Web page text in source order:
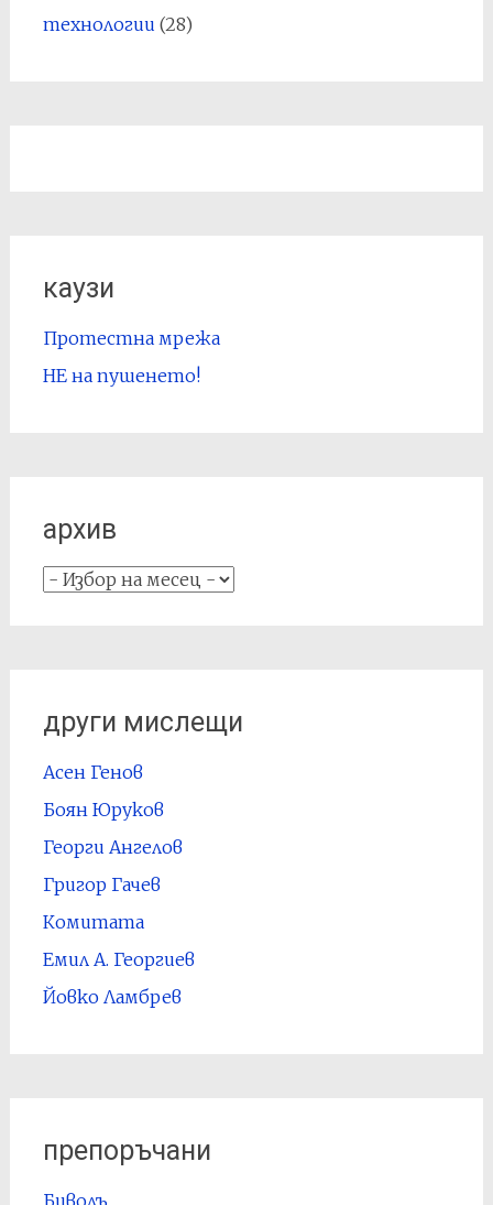
технологии (28)
каузи
Протестна мрежа
НЕ на пушенето!
архив
архив
други мислещи
Асен Генов
Боян Юруков
Георги Ангелов
Григор Гачев
Комитата
Емил А. Георгиев
Йовко Ламбрев
препоръчани